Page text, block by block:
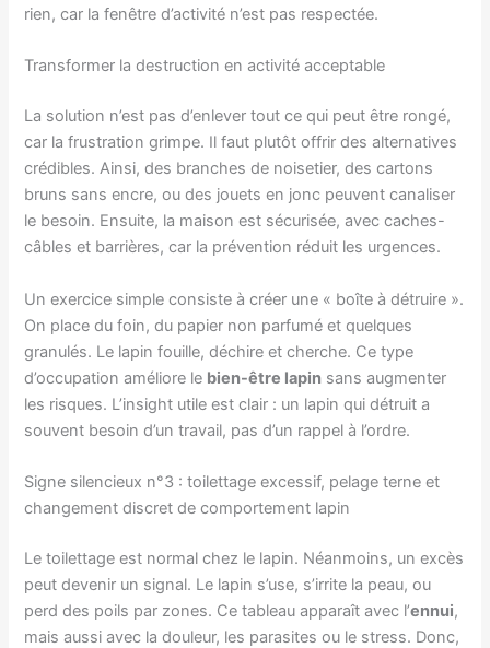
rien, car la fenêtre d’activité n’est pas respectée.
Transformer la destruction en activité acceptable
La solution n’est pas d’enlever tout ce qui peut être rongé,
car la frustration grimpe. Il faut plutôt offrir des alternatives
crédibles. Ainsi, des branches de noisetier, des cartons
bruns sans encre, ou des jouets en jonc peuvent canaliser
le besoin. Ensuite, la maison est sécurisée, avec caches-
câbles et barrières, car la prévention réduit les urgences.
Un exercice simple consiste à créer une « boîte à détruire ».
On place du foin, du papier non parfumé et quelques
granulés. Le lapin fouille, déchire et cherche. Ce type
d’occupation améliore le bien-être lapin sans augmenter
les risques. L’insight utile est clair : un lapin qui détruit a
souvent besoin d’un travail, pas d’un rappel à l’ordre.
Signe silencieux n°3 : toilettage excessif, pelage terne et
changement discret de comportement lapin
Le toilettage est normal chez le lapin. Néanmoins, un excès
peut devenir un signal. Le lapin s’use, s’irrite la peau, ou
perd des poils par zones. Ce tableau apparaît avec l’ennui,
mais aussi avec la douleur, les parasites ou le stress. Donc,